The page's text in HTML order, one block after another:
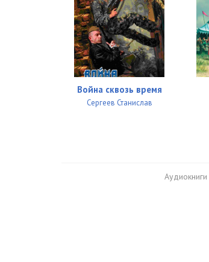
Война сквозь время
Сергеев Станислав
Аудиокниги